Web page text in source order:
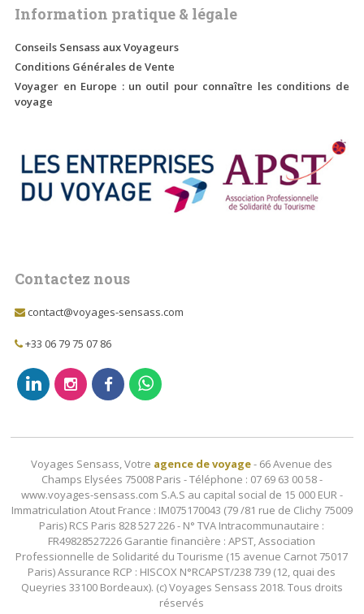
Information pratique & légale
Conseils Sensass aux Voyageurs
Conditions Générales de Vente
Voyager en Europe : un outil pour connaître les conditions de
voyage
Contactez nous
contact@voyages-sensass.com
+33 06 79 75 07 86
Voyages Sensass, Votre agence de voyage- 66 Avenue des
Champs Elysées 75008 Paris - Téléphone : 07 69 63 00 58 -
www.voyages-sensass.com S.A.S au capital social de 15 000 EUR -
Immatriculation Atout France : IM075170043 (79 /81 rue de Clichy 75009
Paris) RCS Paris 828 527 226 - N° TVA Intracommunautaire :
FR49828527226 Garantie financière : APST, Association
Professionnelle de Solidarité du Tourisme (15 avenue Carnot 75017
Paris) Assurance RCP : HISCOX N°RCAPST/238 739 (12, quai des
Queyries 33100 Bordeaux). (c) Voyages Sensass 2018. Tous droits
réservés